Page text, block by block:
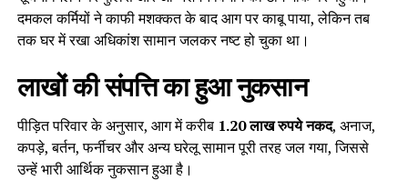
दमकल कर्मियों ने काफी मशक्कत के बाद आग पर काबू पाया, लेकिन तब
तक घर में रखा अधिकांश सामान जलकर नष्ट हो चुका था।
लाखों की संपत्ति का हुआ नुकसान
पीड़ित परिवार के अनुसार, आग में करीब 1.20 लाख रुपये नकद, अनाज,
कपड़े, बर्तन, फर्नीचर और अन्य घरेलू सामान पूरी तरह जल गया, जिससे
उन्हें भारी आर्थिक नुकसान हुआ है।